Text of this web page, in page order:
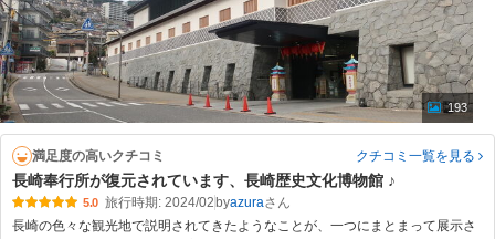
193
満足度の高いクチコミ クチコミ一覧を見る
長崎奉行所が復元されています、長崎歴史文化博物館 ♪
5.0 旅行時期: 2024/02 byazura
長崎の色々な観光地で説明されてきたようなことが、一つにまとまって展示さ